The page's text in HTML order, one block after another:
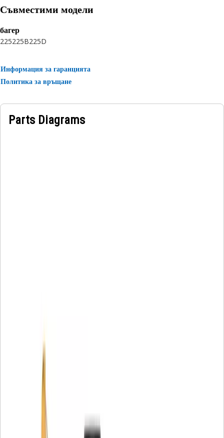
Съвместими модели
багер
225225B225D
Информация за гаранцията
Политика за връщане
Parts Diagrams